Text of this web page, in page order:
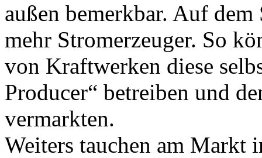
außen bemerkbar. Auf
mehr Stromerzeuger. So
von Kraftwerken diese
Producer“ betreiben und
vermarkten.
Weiters tauchen am Markt